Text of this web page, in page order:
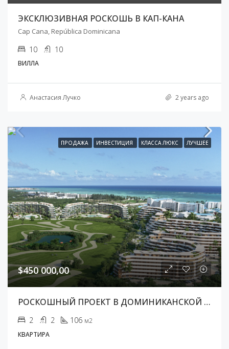
ЭКСКЛЮЗИВНАЯ РОСКОШЬ В КАП-КАНА
Cap Cana, República Dominicana
10 10
ВИЛЛА
Анастасия Лучко 2 years ago
ПРОДАЖА ИНВЕСТИЦИЯ КЛАССА ЛЮКС ЛУЧШЕЕ
$450 000,00
РОСКОШНЫЙ ПРОЕКТ В ДОМИНИКАНСКОЙ РЕСПУБЛИКЕ
2 2 106 м2
КВАРТИРА